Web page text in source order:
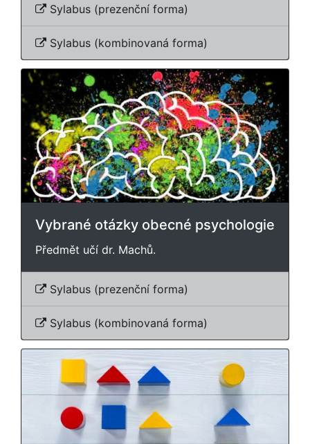
Sylabus (prezenční forma)
Sylabus (kombinovaná forma)
Vybrané otázky obecné psychologie
Předmět učí dr. Machů.
Sylabus (prezenční forma)
Sylabus (kombinovaná forma)